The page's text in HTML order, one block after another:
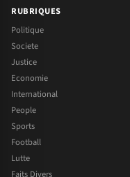
RUBRIQUES
Politique
Societe
Justice
Economie
International
People
Sports
Football
Lutte
Faits Divers